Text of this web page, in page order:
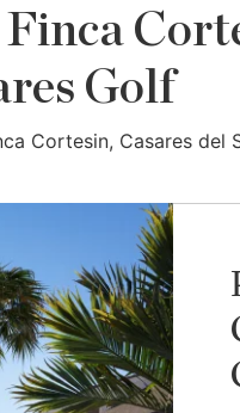
Golf
Cortesin, Casares del